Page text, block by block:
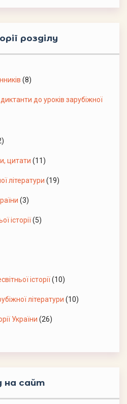
розділу
(8)
до уроків зарубіжної
цитати (11)
літератури (19)
(3)
історії(5)
історії(10)
літератури (10)
України (26)
на сайт